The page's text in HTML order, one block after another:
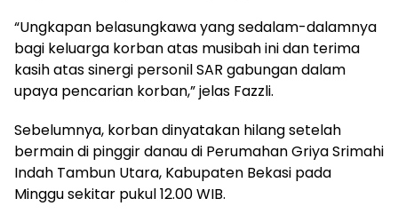
“Ungkapan belasungkawa yang sedalam-dalamnya
bagi keluarga korban atas musibah ini dan terima
kasih atas sinergi personil SAR gabungan dalam
upaya pencarian korban,” jelas Fazzli.
Sebelumnya, korban dinyatakan hilang setelah
bermain di pinggir danau di Perumahan Griya Srimahi
Indah Tambun Utara, Kabupaten Bekasi pada
Minggu sekitar pukul 12.00 WIB.